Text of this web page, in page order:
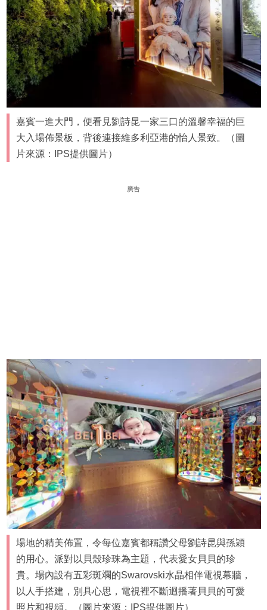
嘉賓一進大門，便看見劉詩昆一家三口的溫馨幸福的巨
大入場佈景板，背後連接維多利亞港的怡人景致。（圖
片來源：IPS提供圖片）
廣告
場地的精美佈置，令每位嘉賓都稱讚父母劉詩昆與孫穎
的用心。派對以貝殼珍珠為主題，代表愛女貝貝的珍
貴。場內設有五彩斑斕的Swarovski水晶相伴電視幕牆，
以人手搭建，別具心思，電視裡不斷迴播著貝貝的可愛
照片和視頻。（圖片來源：IPS提供圖片）